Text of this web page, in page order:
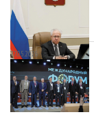
27.05.2026